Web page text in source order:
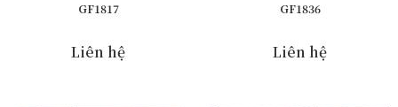
GF1817
Liên hệ
GF1836
Liên hệ